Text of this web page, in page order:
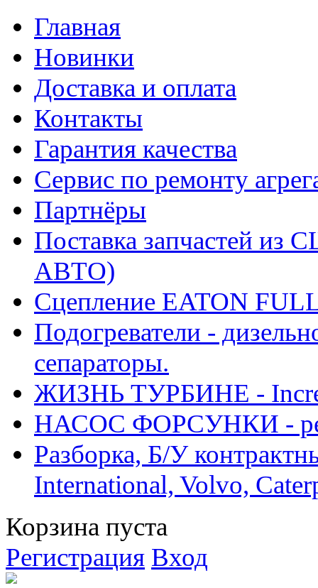
Главная
Новинки
Доставка и оплата
Контакты
Гарантия качества
Сервис по ремонту
Партнёры
Поставка запчастей
АВТО)
Сцепление EATON
Подогреватели -
сепараторы.
ЖИЗНЬ ТУРБИНЕ -
НАСОС ФОРСУНКИ -
Разборка, Б/У
International, Volvo,
Корзина пуста
Регистрация Вход